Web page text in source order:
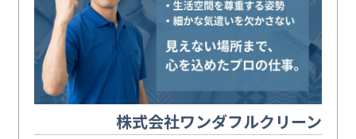
株式会社ワンダフルクリーン